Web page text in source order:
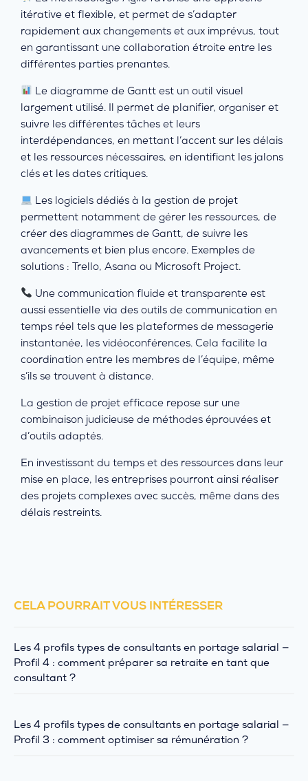
itérative et flexible, et permet de s’adapter
rapidement aux changements et aux imprévus, tout
en garantissant une collaboration étroite entre les
différentes parties prenantes.
Le diagramme de Gantt est un outil visuel
largement utilisé. Il permet de planifier, organiser et
suivre les différentes tâches et leurs
interdépendances, en mettant l’accent sur les délais
et les ressources nécessaires, en identifiant les jalons
clés et les dates critiques.
Les logiciels dédiés à la gestion de projet
permettent notamment de gérer les ressources, de
créer des diagrammes de Gantt, de suivre les
avancements et bien plus encore. Exemples de
solutions : Trello, Asana ou Microsoft Project.
Une communication fluide et transparente est
aussi essentielle via des outils de communication en
temps réel tels que les plateformes de messagerie
instantanée, les vidéoconférences. Cela facilite la
coordination entre les membres de l’équipe, même
s’ils se trouvent à distance.
La gestion de projet efficace repose sur une
combinaison judicieuse de méthodes éprouvées et
d’outils adaptés.
En investissant du temps et des ressources dans leur
mise en place, les entreprises pourront ainsi réaliser
des projets complexes avec succès, même dans des
délais restreints.
CELA POURRAIT VOUS INTÉRESSER
Les 4 profils types de consultants en portage salarial —
Profil 4 : comment préparer sa retraite en tant que
consultant ?
Les 4 profils types de consultants en portage salarial —
Profil 3 : comment optimiser sa rémunération ?